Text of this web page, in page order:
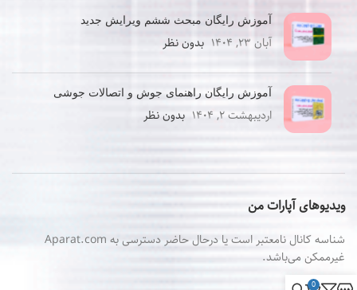
آموزش رایگان مبحث ششم ویرایش جدید
آبان ۲۳, ۱۴۰۴ بدون نظر
آموزش رایگان راهنمای جوش و اتصالات جوشی
اردیبهشت ۲, ۱۴۰۴ بدون نظر
ویدیوهای آپارات من
شناسه کانال نامعتبر است یا درحال حاضر دسترسی به Aparat.com
غیرممکن می‌باشد.
0